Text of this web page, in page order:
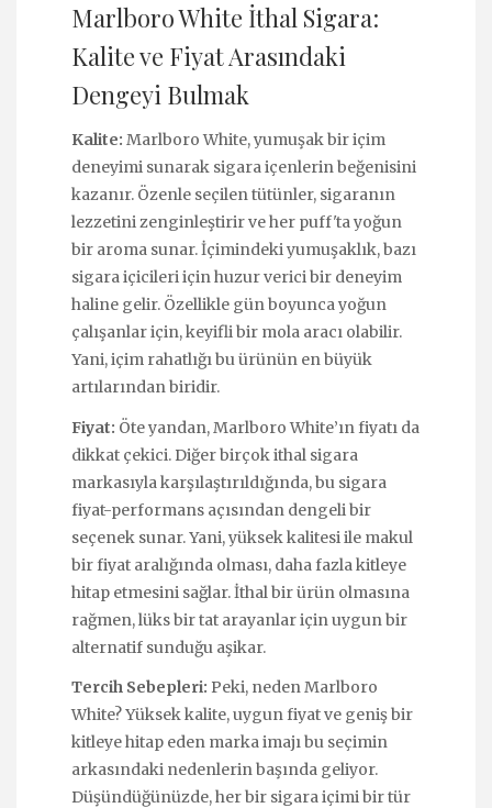
Marlboro White İthal Sigara:
Kalite ve Fiyat Arasındaki
Dengeyi Bulmak
Kalite: Marlboro White, yumuşak bir içim
deneyimi sunarak sigara içenlerin beğenisini
kazanır. Özenle seçilen tütünler, sigaranın
lezzetini zenginleştirir ve her puff'ta yoğun
bir aroma sunar. İçimindeki yumuşaklık, bazı
sigara içicileri için huzur verici bir deneyim
haline gelir. Özellikle gün boyunca yoğun
çalışanlar için, keyifli bir mola aracı olabilir.
Yani, içim rahatlığı bu ürünün en büyük
artılarından biridir.
Fiyat: Öte yandan, Marlboro White’ın fiyatı da
dikkat çekici. Diğer birçok ithal sigara
markasıyla karşılaştırıldığında, bu sigara
fiyat-performans açısından dengeli bir
seçenek sunar. Yani, yüksek kalitesi ile makul
bir fiyat aralığında olması, daha fazla kitleye
hitap etmesini sağlar. İthal bir ürün olmasına
rağmen, lüks bir tat arayanlar için uygun bir
alternatif sunduğu aşikar.
Tercih Sebepleri: Peki, neden Marlboro
White? Yüksek kalite, uygun fiyat ve geniş bir
kitleye hitap eden marka imajı bu seçimin
arkasındaki nedenlerin başında geliyor.
Düşündüğünüzde, her bir sigara içimi bir tür